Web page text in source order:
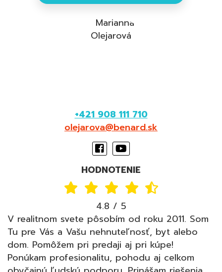
+421 908 111 710
olejarova@benard.sk
HODNOTENIE
4.8 / 5
V realitnom svete pôsobím od roku 2011. Som
Tu pre Vás a Vašu nehnuteľnosť, byt alebo
dom. Pomôžem pri predaji aj pri kúpe!
Ponúkam profesionalitu, pohodu aj celkom